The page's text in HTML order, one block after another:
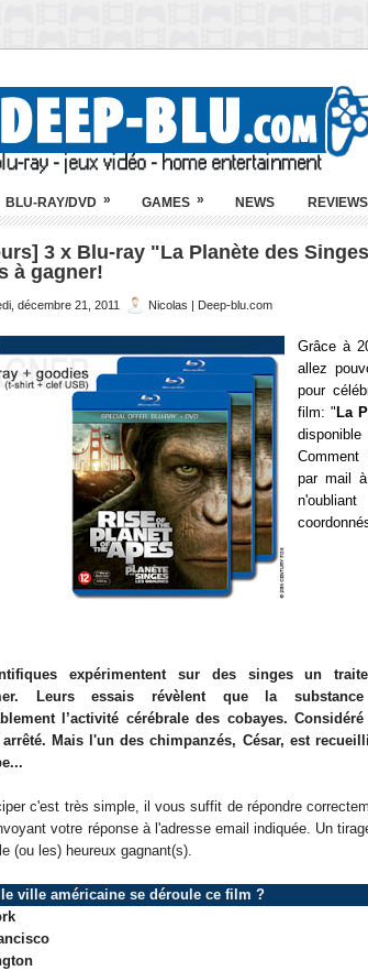
BLU-RAY/DVD » GAMES » NEWS REVIEWS
3 x Blu-ray "La Planète des
à gagner!
décembre 21, 2011 Nicolas | Deep-blu.com
Grâce à
allez
pour
film: " La
Comment
par mail
expérimentent sur des singes un
Leurs essais révèlent que la
l’activité cérébrale des cobayes.
Mais l'un des chimpanzés, César, est
...
c'est très simple, il vous suffit de répondre
votre réponse à l'adresse email indiquée. Un
(ou les) heureux gagnant(s).
ville américaine se déroule ce film ?